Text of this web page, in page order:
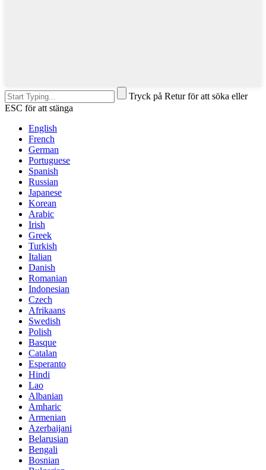
Tryck på Retur för att söka eller
ESC för att stänga
English
French
German
Portuguese
Spanish
Russian
Japanese
Korean
Arabic
Irish
Greek
Turkish
Italian
Danish
Romanian
Indonesian
Czech
Afrikaans
Swedish
Polish
Basque
Catalan
Esperanto
Hindi
Lao
Albanian
Amharic
Armenian
Azerbaijani
Belarusian
Bengali
Bosnian